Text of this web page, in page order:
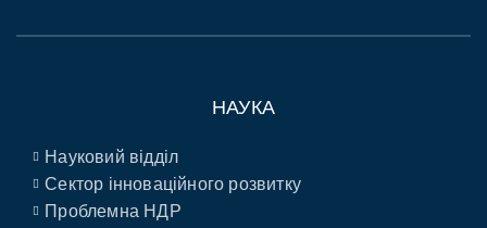
НАУКА
Науковий відділ
Сектор інноваційного розвитку
Проблемна НДР